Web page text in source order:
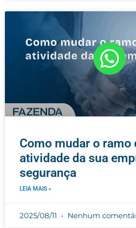
Como mudar o ramo
atividade da sua
segurança
LEIA MAIS »
2025/08/11 Nenhum